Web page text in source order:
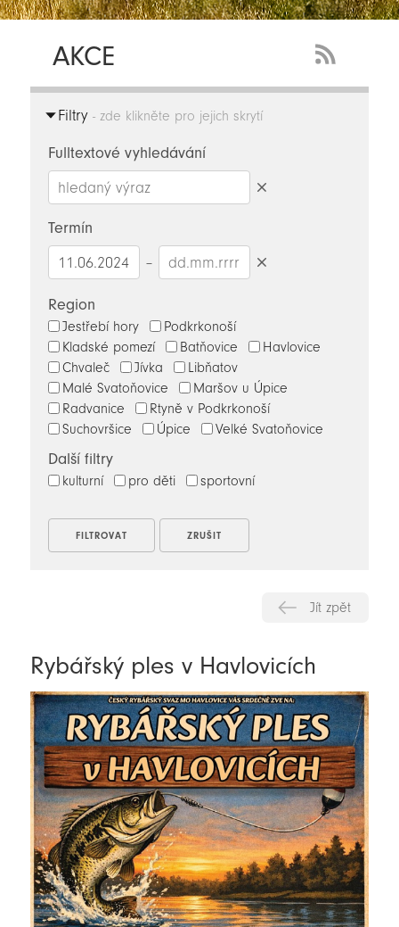
AKCE
Feed
Filtry- zde klikněte pro jejich skrytí
Fulltextové vyhledávání
Termín
–
Region
Jestřebí hory
Podkrkonoší
Kladské pomezí
Batňovice
Havlovice
Chvaleč
Jívka
Libňatov
Malé Svatoňovice
Maršov u Úpice
Radvanice
Rtyně v Podkrkonoší
Suchovršice
Úpice Velké Svatoňovice
Další filtry
kulturní pro děti sportovní
Jít zpět
Rybářský ples v Havlovicích